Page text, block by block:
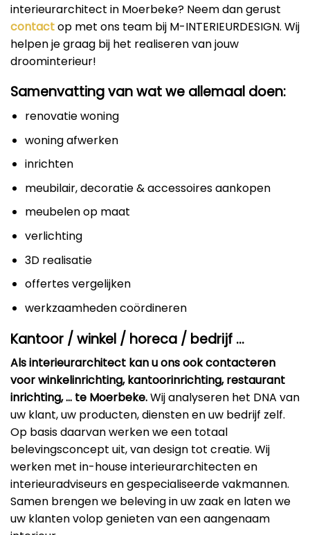
interieurarchitect in Moerbeke? Neem dan gerust
contactop met ons team bij M-INTERIEURDESIGN. Wij
helpen je graag bij het realiseren van jouw
droominterieur!
Samenvatting van wat we allemaal doen:
renovatie woning
woning afwerken
inrichten
meubilair, decoratie & accessoires aankopen
meubelen op maat
verlichting
3D realisatie
offertes vergelijken
werkzaamheden coördineren
Kantoor / winkel / horeca / bedrijf …
Als interieurarchitect kan u ons ook contacteren
voor winkelinrichting, kantoorinrichting, restaurant
inrichting, … te Moerbeke.Wij analyseren het DNA van
uw klant, uw producten, diensten en uw bedrijf zelf.
Op basis daarvan werken we een totaal
belevingsconcept uit, van design tot creatie. Wij
werken met in-house interieurarchitecten en
interieuradviseurs en gespecialiseerde vakmannen.
Samen brengen we beleving in uw zaak en laten we
uw klanten volop genieten van een aangenaam